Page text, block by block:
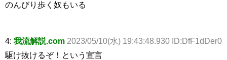
のんびり歩く奴もいる
4: 我流解説.com 2023/05/10(水) 19:43:48.930 ID:DfF1dDer0
駆け抜けるぞ！という宣言